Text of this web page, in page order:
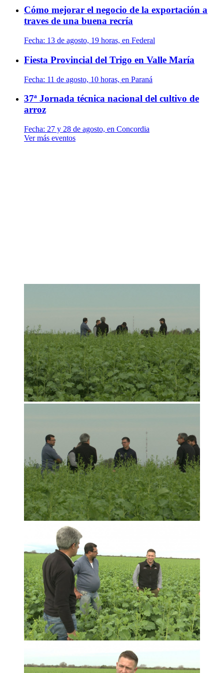
Cómo mejorar el negocio de la exportación a
traves de una buena recría
Fecha: 13 de agosto, 19 horas, en Federal
Fiesta Provincial del Trigo en Valle María
Fecha: 11 de agosto, 10 horas, en Paraná
37ª Jornada técnica nacional del cultivo de
arroz
Fecha: 27 y 28 de agosto, en Concordia
Ver más eventos